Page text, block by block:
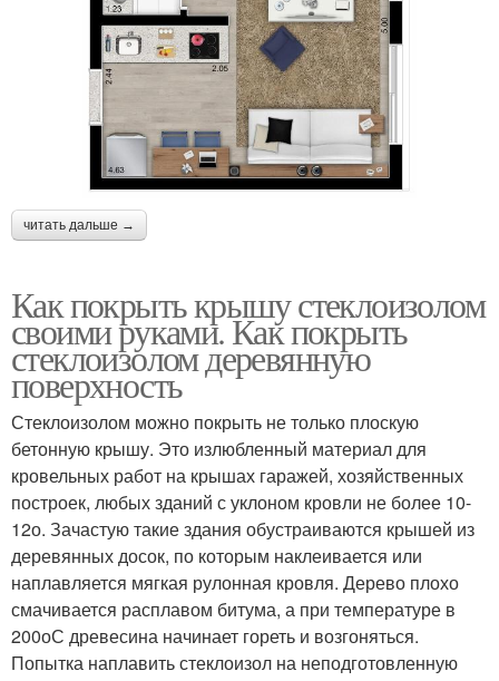
читать дальше →
Как покрыть крышу стеклоизолом
своими руками. Как покрыть
стеклоизолом деревянную
поверхность
Стеклоизолом можно покрыть не только плоскую
бетонную крышу. Это излюбленный материал для
кровельных работ на крышах гаражей, хозяйственных
построек, любых зданий с уклоном кровли не более 10-
12о. Зачастую такие здания обустраиваются крышей из
деревянных досок, по которым наклеивается или
наплавляется мягкая рулонная кровля. Дерево плохо
смачивается расплавом битума, а при температуре в
200оС древесина начинает гореть и возгоняться.
Попытка наплавить стеклоизол на неподготовленную